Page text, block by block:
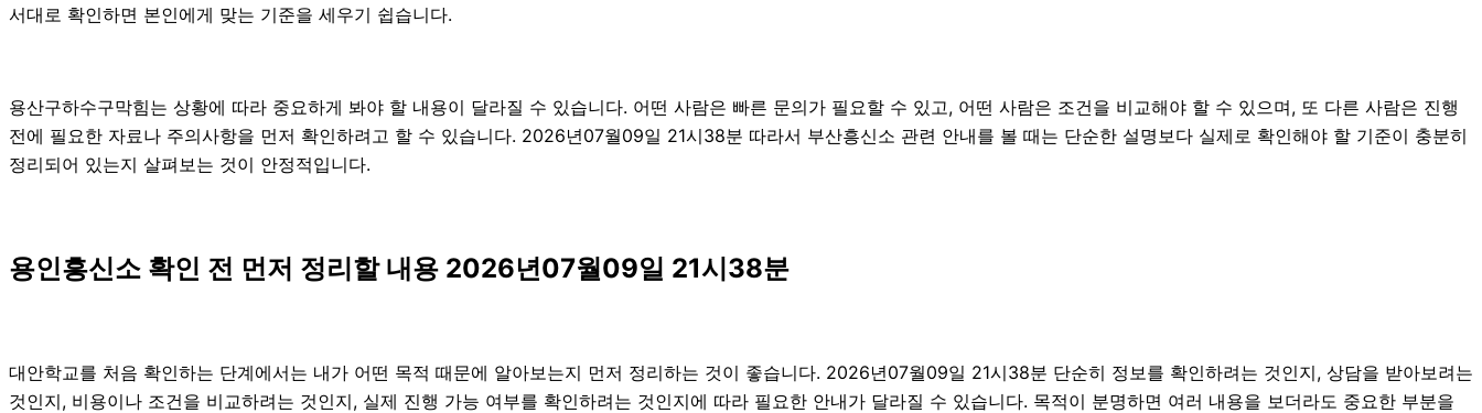
서대로 확인하면 본인에게 맞는 기준을 세우기 쉽습니다.
용산구하수구막힘는 상황에 따라 중요하게 봐야 할 내용이 달라질 수 있습니다. 어떤 사람은 빠른 문의가 필요할 수 있고, 어떤 사람은 조건을 비교해야 할 수 있으며, 또 다른 사람은 진행
전에 필요한 자료나 주의사항을 먼저 확인하려고 할 수 있습니다. 2026년07월09일 21시38분 따라서 부산흥신소 관련 안내를 볼 때는 단순한 설명보다 실제로 확인해야 할 기준이 충분히
정리되어 있는지 살펴보는 것이 안정적입니다.
용인흥신소 확인 전 먼저 정리할 내용 2026년07월09일 21시38분
대안학교를 처음 확인하는 단계에서는 내가 어떤 목적 때문에 알아보는지 먼저 정리하는 것이 좋습니다. 2026년07월09일 21시38분 단순히 정보를 확인하려는 것인지, 상담을 받아보려는
것인지, 비용이나 조건을 비교하려는 것인지, 실제 진행 가능 여부를 확인하려는 것인지에 따라 필요한 안내가 달라질 수 있습니다. 목적이 분명하면 여러 내용을 보더라도 중요한 부분을